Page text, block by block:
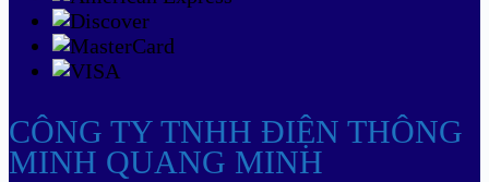
CÔNG TY TNHH ĐIỆN THÔNG
MINH QUANG MINH